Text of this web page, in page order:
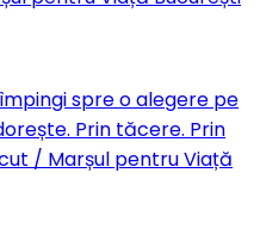
spre o alegere pe
Prin tăcere. Prin
/ Marșul pentru Viață